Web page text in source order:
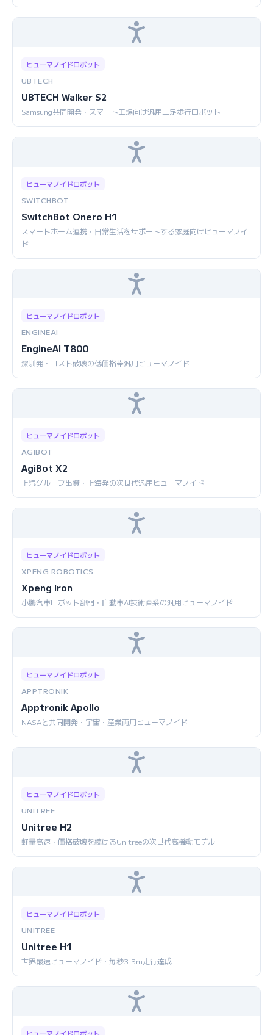
ヒューマノイドロボット
UBTECH
UBTECH Walker S2
Samsung共同開発・スマート工場向け汎用二足歩行ロボット
ヒューマノイドロボット
SWITCHBOT
SwitchBot Onero H1
スマートホーム連携・日常生活をサポートする家庭向けヒューマノイ
ド
ヒューマノイドロボット
ENGINEAI
EngineAI T800
深圳発・コスト破壊の低価格帯汎用ヒューマノイド
ヒューマノイドロボット
AGIBOT
AgiBot X2
上汽グループ出資・上海発の次世代汎用ヒューマノイド
ヒューマノイドロボット
XPENG ROBOTICS
Xpeng Iron
小鵬汽車ロボット部門・自動車AI技術直系の汎用ヒューマノイド
ヒューマノイドロボット
APPTRONIK
Apptronik Apollo
NASAと共同開発・宇宙・産業両用ヒューマノイド
ヒューマノイドロボット
UNITREE
Unitree H2
軽量高速・価格破壊を続けるUnitreeの次世代高機動モデル
ヒューマノイドロボット
UNITREE
Unitree H1
世界最速ヒューマノイド・毎秒3.3m走行達成